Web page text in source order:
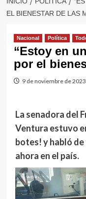
EL BIENESTAR DE LAS
Nacional Política
“Estoy en
por el
9 de noviembre de 2023
La senadora del
Ventura estuvo
botes! y habló
ahora en el país.